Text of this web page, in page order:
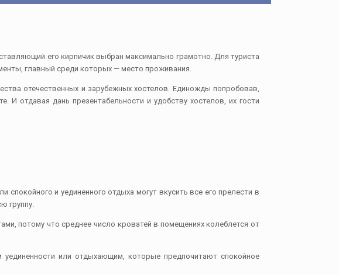
его кирпичик выбран максимально грамотно. Для туриста
главный среди которых — место проживания.
отечественных и зарубежных хостелов. Единожды попробовав,
отдавая дань презентабельности и удобству хостелов, их гости
и уединенного отдыха могут вкусить все его прелести в
группу.
потому что среднее число кроватей в помещениях колеблется от
или отдыхающим, которые предпочитают спокойное